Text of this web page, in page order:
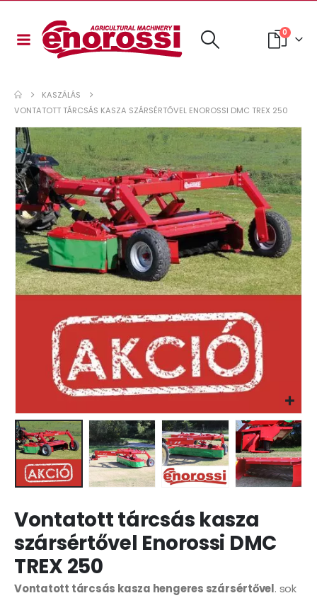
0
KASZÁLÁS
VONTATOTT TÁRCSÁS KASZA SZÁRSÉRTŐVEL ENOROSSI DMC TREX 250
Vontatott tárcsás kasza
szársértővel Enorossi DMC
TREX 250
Vontatott tárcsás kasza hengeres szársértővel. sok